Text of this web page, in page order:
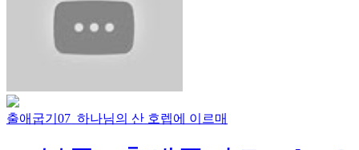
출애굽기07_하나님의 산 호렙에 이르매